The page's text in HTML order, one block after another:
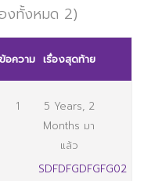
งทั้งหมด 2)
ข้อความ เรื่องสุดท้าย
1
5 Years, 2
Months มา
แล้ว
SDFDFGDFGFG02